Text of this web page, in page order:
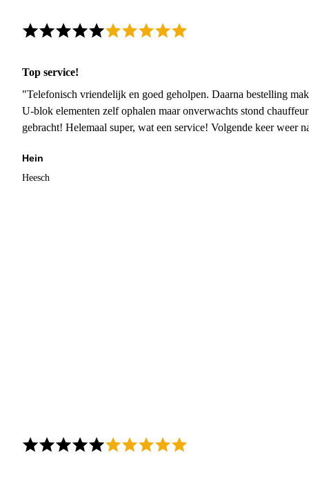
Top service!
"Telefonisch vriendelijk en goed geholpen. Daarna bestelling
U-blok elementen zelf ophalen maar onverwachts stond
gebracht! Helemaal super, wat een service! Volgende keer weer
Hein
Heesch